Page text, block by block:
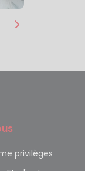
privilèges